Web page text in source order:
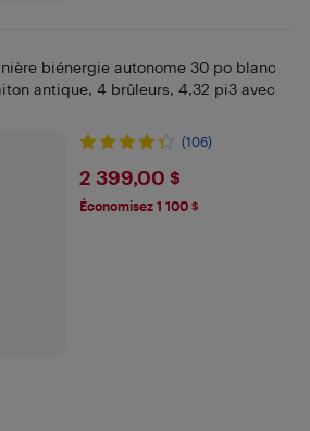
biénergie autonome 30 po blanc
antique, 4 brûleurs, 4,32 pi3 avec
(106)
$2399
2 399,00 $
Économisez 1 100 $